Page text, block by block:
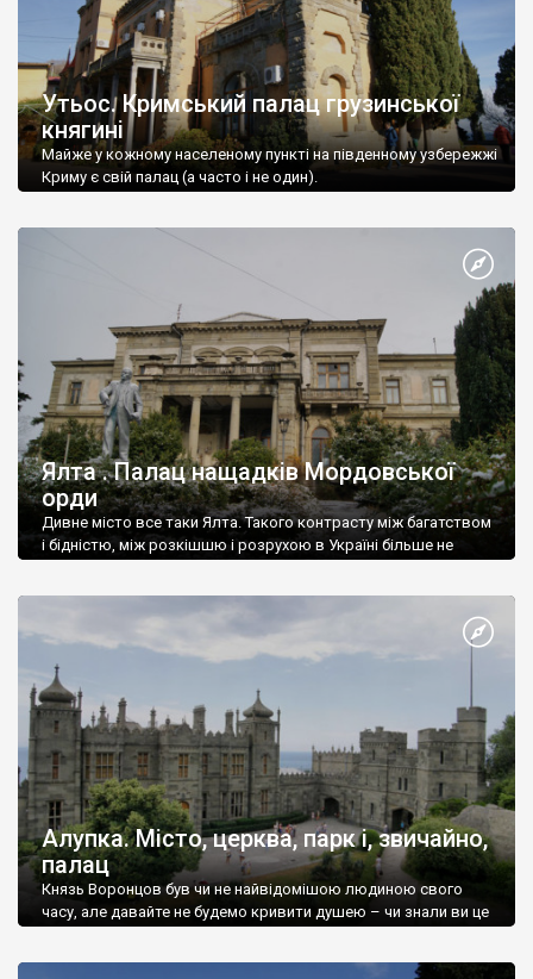
Утьос. Кримський палац грузинської
княгині
Майже у кожному населеному пункті на південному узбережжі
Криму є свій палац (а часто і не один).
Ялта . Палац нащадків Мордовської
орди
Дивне місто все таки Ялта. Такого контрасту між багатством
і бідністю, між розкішшю і розрухою в Україні більше не
Алупка. Місто, церква, парк і, звичайно,
палац
Князь Воронцов був чи не найвідомішою людиною свого
часу, але давайте не будемо кривити душею – чи знали ви це